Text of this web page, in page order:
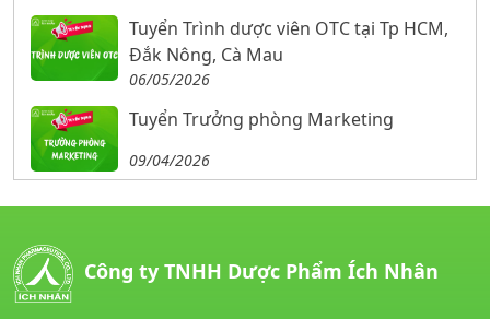
Tuyển Trình dược viên OTC tại Tp HCM,
Đắk Nông, Cà Mau
06/05/2026
Tuyển Trưởng phòng Marketing
09/04/2026
Công ty TNHH Dược Phẩm Ích Nhân